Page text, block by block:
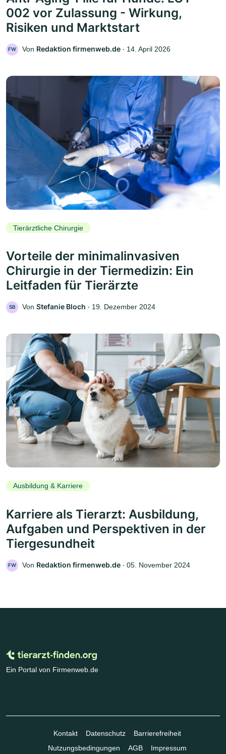
002 vor Zulassung - Wirkung,
Risiken und Marktstart
FW Von Redaktion firmenweb.de ‧ 14. April 2026
Tierärztliche Chirurgie
Vorteile der minimalinvasiven
Chirurgie in der Tiermedizin: Ein
Leitfaden für Tierärzte
SB Von Stefanie Bloch ‧ 19. Dezember 2024
Ausbildung & Karriere
Karriere als Tierarzt: Ausbildung,
Aufgaben und Perspektiven in der
Tiergesundheit
FW Von Redaktion firmenweb.de ‧ 05. November 2024
Ein Portal von Firmenweb.de
Kontakt Datenschutz
Barrierefreiheit
Nutzungsbedingungen
AGB Impressum